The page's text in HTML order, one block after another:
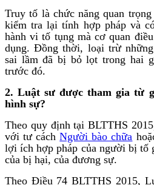
Truy tố là chức năng quan
kiểm tra lại tính hợp pháp và
hành vi tố tụng mà cơ quan
dụng. Đồng thời, loại trừ
sai lầm đã bị bỏ lọt trong hai
trước đó.
2. Luật sư được tham gia từ
hình sự?
Theo quy định tại BLTTHS
với tư cáchNgười bào chữa
lợi ích hợp pháp của người bị tố
của bị hại, của đương sự.
Theo Điều 74 BLTTHS 2015,